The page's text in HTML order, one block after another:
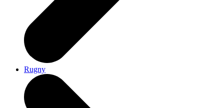
Rugny